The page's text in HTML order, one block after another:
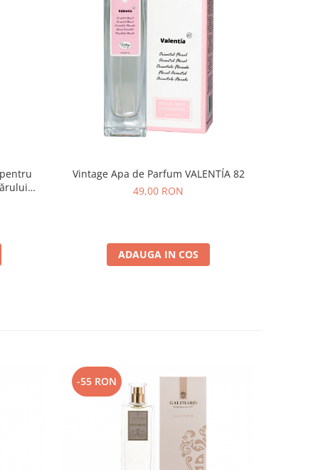
Vintage Apa de Parfum VALENTÍA 82
49,00 RON
ADAUGA IN COS
-55 RON